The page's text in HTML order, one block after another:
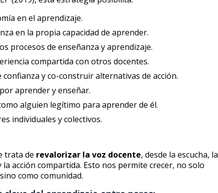
en el aprendizaje.
en la propia capacidad de aprender.
procesos de enseñanza y aprendizaje.
compartida con otros docentes.
confianza y co-construir alternativas de acción.
aprender y enseñar.
alguien legítimo para aprender de él.
individuales y colectivos.
trata de revalorizar la voz docente, desde la escucha, la
la acción compartida. Esto nos permite crecer, no solo
como comunidad.